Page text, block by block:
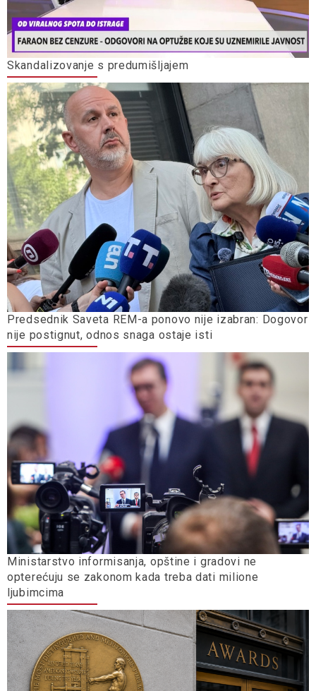
Skandalizovanje s predumišljajem
Predsednik Saveta REM-a ponovo nije izabran: Dogovor
nije postignut, odnos snaga ostaje isti
Ministarstvo informisanja, opštine i gradovi ne
opterećuju se zakonom kada treba dati milione
ljubimcima